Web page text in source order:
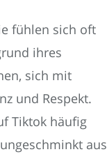
fühlen sich oft
ihres
sich mit
und Respekt.
Tiktok häufig
aus